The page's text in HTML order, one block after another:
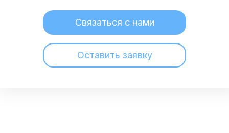
Связаться с нами
Оставить заявку